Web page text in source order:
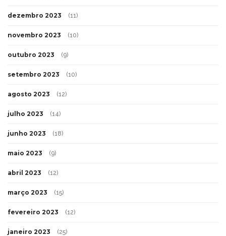
dezembro 2023 (11)
novembro 2023 (10)
outubro 2023 (9)
setembro 2023 (10)
agosto 2023 (12)
julho 2023 (14)
junho 2023 (18)
maio 2023 (9)
abril 2023 (12)
março 2023 (15)
fevereiro 2023 (12)
janeiro 2023 (25)